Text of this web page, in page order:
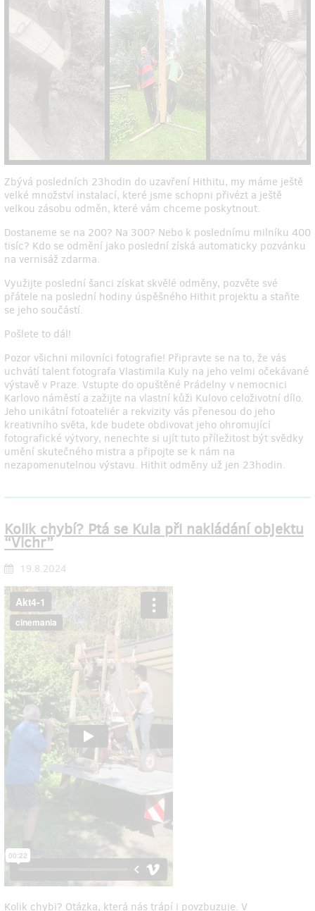
Zbývá posledních 23hodin do uzavření Hithitu, my máme ještě
velké množství instalací, které jsme schopni přivézt a ještě
velkou zásobu odměn, které vám chceme poskytnout.
Dostaneme se na 200? Na 300? Nebo k poslednímu milníku 400
tisíc? Kdo se odmění jako poslední získá automaticky pozvánku
na vernisáž zdarma.
Využijte poslední šanci získat skvělé odměny, pozvěte své
přátele na poslední hodiny úspěšného Hithit projektu a staňte
se jeho součástí.
Pošlete to dál!
Pozor všichni milovníci fotografie! Připravte se na to, že vás
uchvátí talent fotografa Vlastimila Kuly na jeho velmi očekávané
výstavě v Praze. Vstupte do opuštěné Prádelny v nemocnici
Karlovo náměstí a zažijte na vlastní kůži Kulovo celoživotní dílo.
Jeho unikátní fotoateliér a rekvizity vás přenesou do jeho
kreativního světa, kde budete obdivovat jeho ohromující
fotografické výtvory, nenechte si ujít tuto příležitost být svědky
umění skutečného mistra a připojte se k nám na
nezapomenutelnou výstavu. Hithit odměny už jen 23hodin.
Kolik chybí? Ptá se Kula při nakládání objektu
“Vichr”
19.8.2024
Kolik chybi? Otázka, která nás trápí i povzbuzuje. V